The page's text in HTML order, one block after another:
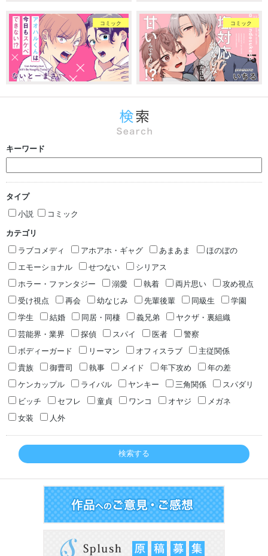
コミック コミック
キーワード
タイプ
小説
コミック
カテゴリ
ラブコメディ
アホアホ・ギャグ あまあま
ほのぼの
エモーショナル
せつない
シリアス
ホラー・ファンタジー
溺愛 執着 両片思い
攻め視点
受け視点
再会 幼なじみ 先輩後輩 同級生
学園
学生
結婚 同居・同棲 義兄弟
ヤクザ・裏組織
芸能界・業界
探偵 スパイ 医者
警察
ボディーガード
リーマン オフィスラブ
主従関係
貴族
御曹司 執事 メイド 年下攻め
年の差
ケンカップル
ライバル ヤンキー 三角関係
スパダリ
ビッチ
セフレ 童貞 ワンコ オヤジ
メガネ
女装
人外
検索する